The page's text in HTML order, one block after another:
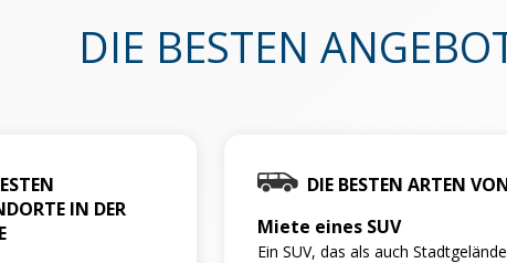
DIE BESTEN
IN DER
DIE BESTEN ARTEN
Miete eines SUV
Ein SUV, das als auch